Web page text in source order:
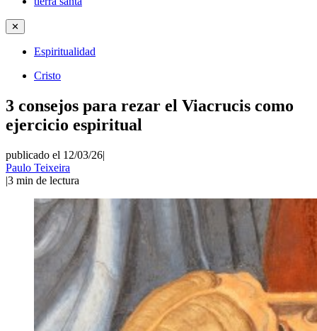
✕
Espiritualidad
Cristo
3 consejos para rezar el Viacrucis como
ejercicio espiritual
publicado el 12/03/26|
Paulo Teixeira
|3 min de lectura